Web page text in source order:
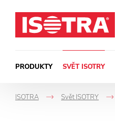
PRODUKTY SVĚT ISOTRY
ISOTRA
->
Svět ISOTRY